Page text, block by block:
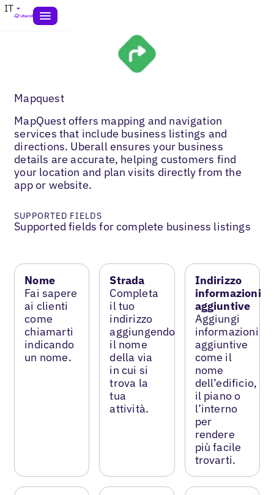
IT
Mapquest
MapQuest offers mapping and navigation
services that include business listings and
directions. Uberall ensures your business
details are accurate, helping customers find
your location and plan visits directly from the
app or website.
SUPPORTED FIELDS
Supported fields for complete business listings
Nome
Fai sapere
ai clienti
come
chiamarti
indicando
un nome.
Strada
Completa
il tuo
indirizzo
aggiungendo
il nome
della via
in cui si
trova la
tua
attività.
Indirizzo
informazioni
aggiuntive
Aggiungi
informazioni
aggiuntive
come il
nome
dell’edificio,
il piano o
l’interno
per
rendere
più facile
trovarti.